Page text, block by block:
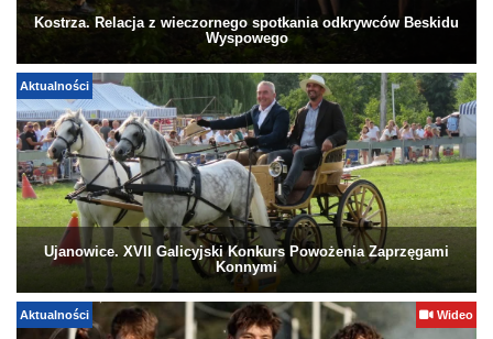
Kostrza. Relacja z wieczornego spotkania odkrywców Beskidu
Wyspowego
Aktualności
Ujanowice. XVII Galicyjski Konkurs Powożenia Zaprzęgami
Konnymi
Aktualności Wideo